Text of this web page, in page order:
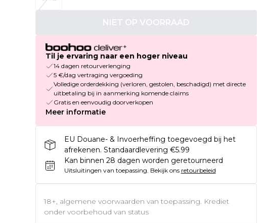
NIET OP VOORRAAD
Til je ervaring naar een hoger niveau
14 dagen retourverlenging
5 €/dag vertraging vergoeding
Volledige orderdekking (verloren, gestolen, beschadigd) met directe
uitbetaling bij in aanmerking komende claims
Gratis en eenvoudig doorverkopen
Meer informatie
EU Douane- & Invoerheffing toegevoegd bij het
afrekenen. Standaardlevering €5.99
Kan binnen 28 dagen worden geretourneerd
Uitsluitingen van toepassing. Bekijk ons retourbeleid
18+, algemene voorwaarden van toepassing. Krediet
onder voorbehoud van status